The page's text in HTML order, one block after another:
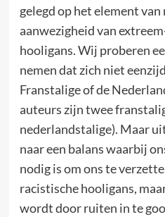
gelegd op het element van
aanwezigheid van
hooligans. Wij proberen
nemen dat zich niet
Franstalige of de
auteurs zijn twee
nederlandstalige). Maar
naar een balans waarbij
nodig is om ons te
racistische hooligans,
wordt door ruiten in te